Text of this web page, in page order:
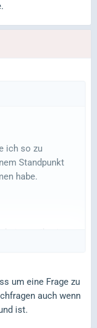
ich so zu
Standpunkt
habe.
teilweise
mich gern
Teilweise
um eine Frage zu
auch wenn
ist.